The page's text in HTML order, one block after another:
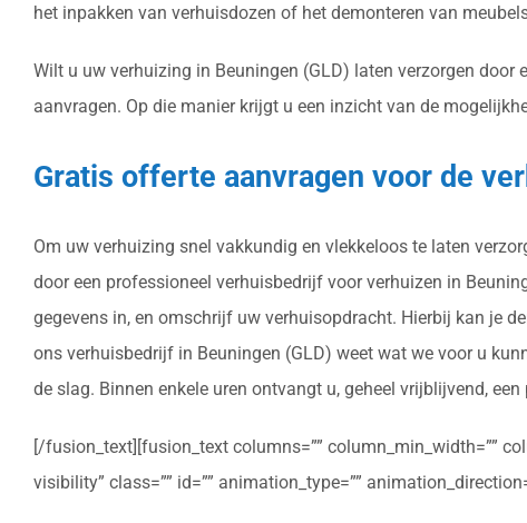
het inpakken van verhuisdozen of het demonteren van
Wilt u uw verhuizing in Beuningen (GLD) laten verzorgen
aanvragen. Op die manier krijgt u een inzicht van de
Gratis offerte aanvragen voor de
Om uw verhuizing snel vakkundig en vlekkeloos te laten
door een professioneel verhuisbedrijf voor verhuizen in
gegevens in, en omschrijf uw verhuisopdracht. Hierbij kan je
ons verhuisbedrijf in Beuningen (GLD) weet wat we voor u
de slag. Binnen enkele uren ontvangt u, geheel vrijblijvend,
[/fusion_text][fusion_text columns=”” column_min_width=””
visibility” class=”” id=”” animation_type=””